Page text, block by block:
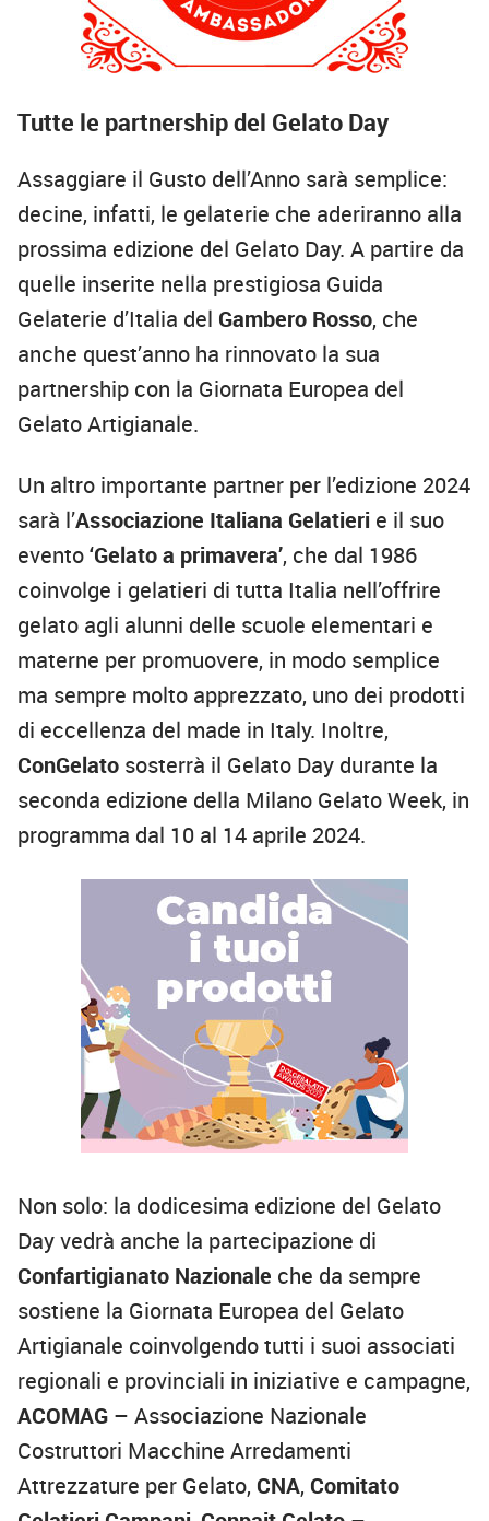
Tutte le partnership del Gelato Day
Assaggiare il Gusto dell’Anno sarà semplice:
decine, infatti, le gelaterie che aderiranno alla
prossima edizione del Gelato Day. A partire da
quelle inserite nella prestigiosa Guida
Gelaterie d’Italia del Gambero Rosso, che
anche quest’anno ha rinnovato la sua
partnership con la Giornata Europea del
Gelato Artigianale.
Un altro importante partner per l’edizione 2024
sarà l’Associazione Italiana Gelatieri e il suo
evento‘Gelato a primavera’, che dal 1986
coinvolge i gelatieri di tutta Italia nell’offrire
gelato agli alunni delle scuole elementari e
materne per promuovere, in modo semplice
ma sempre molto apprezzato, uno dei prodotti
di eccellenza del made in Italy. Inoltre,
ConGelato sosterrà il Gelato Day durante la
seconda edizione della Milano Gelato Week, in
programma dal 10 al 14 aprile 2024.
Non solo: la dodicesima edizione del Gelato
Day vedrà anche la partecipazione di
Confartigianato Nazionale che da sempre
sostiene la Giornata Europea del Gelato
Artigianale coinvolgendo tutti i suoi associati
regionali e provinciali in iniziative e campagne,
ACOMAG – Associazione Nazionale
Costruttori Macchine Arredamenti
Attrezzature per Gelato, CNA, Comitato